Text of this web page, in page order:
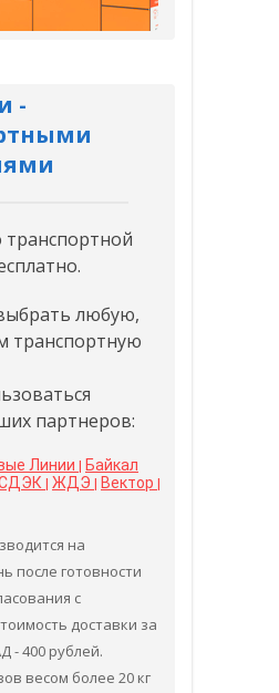
-
транспортной
любую,
транспортную
партнеров:
Линии | Байкал
| ЖДЭ | Вектор |
на
после готовности
с
доставки за
- 400 рублей.
весом более 20 кг